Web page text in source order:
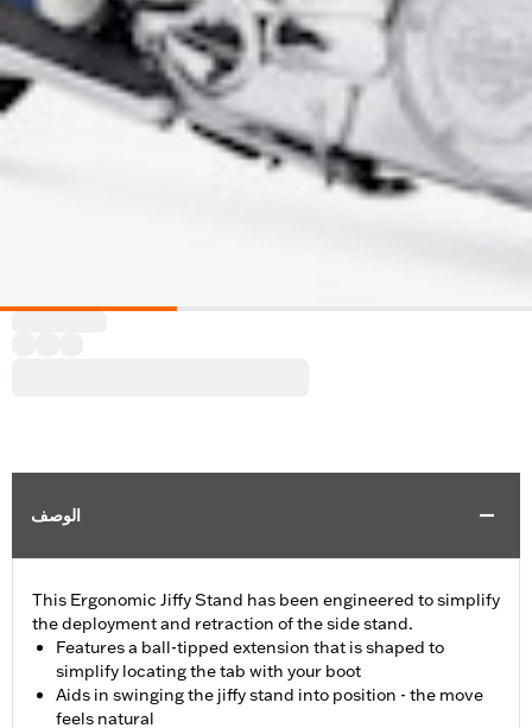
الوصف
This Ergonomic Jiffy Stand has been engineered to simplify
the deployment and retraction of the side stand.
Features a ball-tipped extension that is shaped to
simplify locating the tab with your boot
Aids in swinging the jiffy stand into position - the move
feels natural